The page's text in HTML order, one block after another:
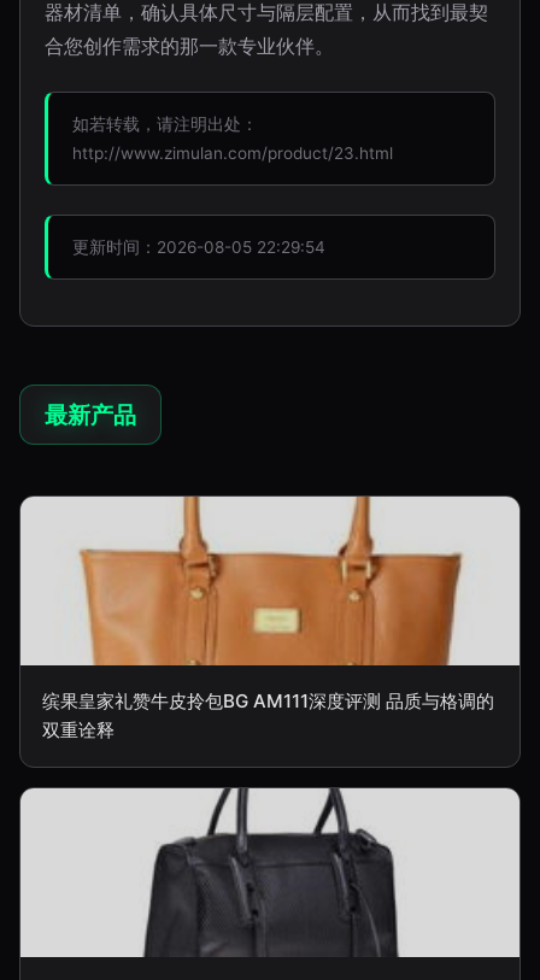
器材清单，确认具体尺寸与隔层配置，从而找到最契
合您创作需求的那一款专业伙伴。
如若转载，请注明出处：
http://www.zimulan.com/product/23.html
更新时间：2026-08-05 22:29:54
最新产品
缤果皇家礼赞牛皮拎包BG AM111深度评测 品质与格调的
双重诠释